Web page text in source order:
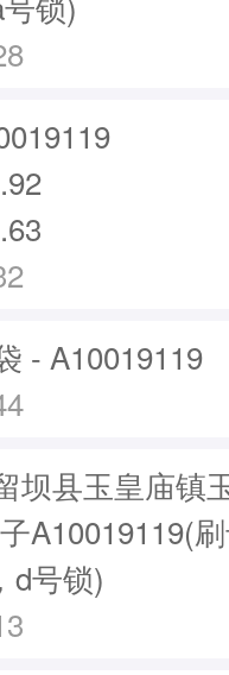
- A10019119
坝县玉皇庙镇
A10019119(
d号锁)